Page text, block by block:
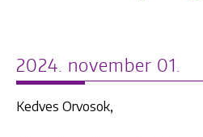
2024. november 01.
Kedves Orvosok,